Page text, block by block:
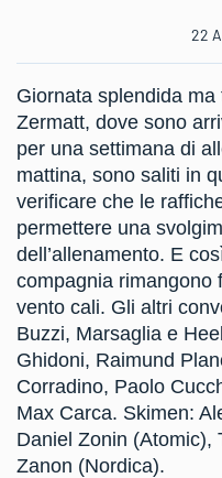
22
Giornata splendida
Zermatt, dove sono
per una settimana di
mattina, sono saliti in
verificare che le
permettere una
dell’allenamento. E
compagnia rimangono
vento cali. Gli altri
Buzzi, Marsaglia e
Ghidoni, Raimund
Corradino, Paolo
Max Carca. Skimen:
Daniel Zonin (Atomic),
Zanon (Nordica).